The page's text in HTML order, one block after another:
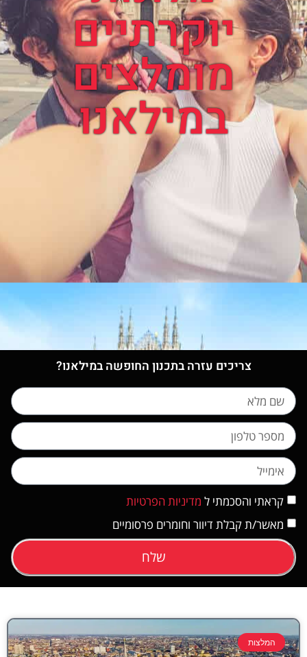
יוקרתיים
מומלצים
במילאנו
צריכים עזרה בתכנון החופשה במילאנו?
קראתי והסכמתי ל מדיניות הפרטיות
מאשר/ת קבלת דיוור וחומרים פרסומיים
שלח
המלצות